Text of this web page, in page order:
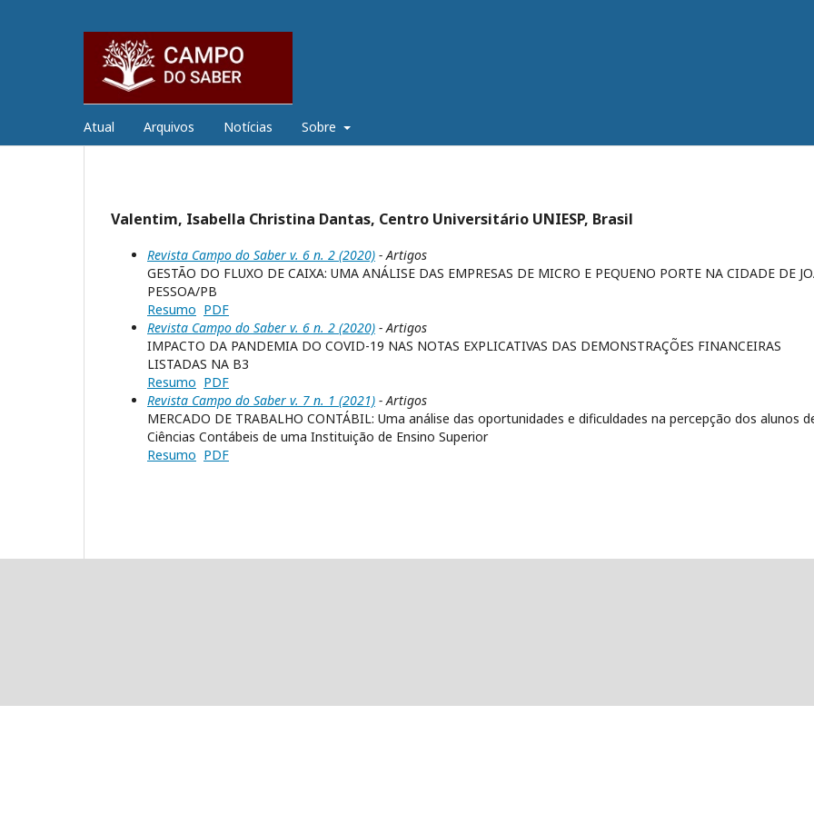
Atual Arquivos Notícias Sobre
Valentim, Isabella Christina Dantas, Centro Universitário UNIESP, Brasil
Revista Campo do Saber v. 6 n. 2 (2020) - Artigos
GESTÃO DO FLUXO DE CAIXA: UMA ANÁLISE DAS EMPRESAS DE MICRO E PEQUENO PORTE NA CIDADE DE
PESSOA/PB
Resumo PDF
Revista Campo do Saber v. 6 n. 2 (2020) - Artigos
IMPACTO DA PANDEMIA DO COVID-19 NAS NOTAS EXPLICATIVAS DAS DEMONSTRAÇÕES FINANCEIRAS
LISTADAS NA B3
Resumo PDF
Revista Campo do Saber v. 7 n. 1 (2021) - Artigos
MERCADO DE TRABALHO CONTÁBIL: Uma análise das oportunidades e dificuldades na percepção dos alunos
Ciências Contábeis de uma Instituição de Ensino Superior
Resumo PDF